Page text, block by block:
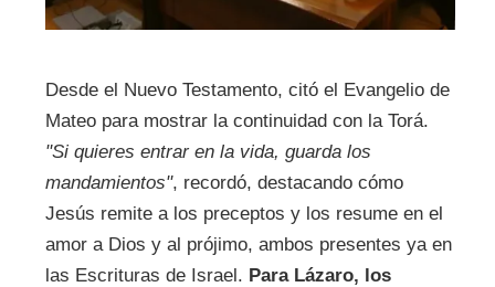
Desde el Nuevo Testamento, citó el Evangelio de
Mateo para mostrar la continuidad con la Torá.
"Si quieres entrar en la vida, guarda los
mandamientos", recordó, destacando cómo
Jesús remite a los preceptos y los resume en el
amor a Dios y al prójimo, ambos presentes ya en
las Escrituras de Israel. Para Lázaro, los